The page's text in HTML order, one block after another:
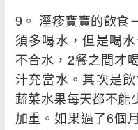
9。 溼疹寶寶的飲食
須多喝水，但是喝
不合水，2餐之間才
汁充當水。其次是
蔬菜水果每天都不能
加重。如果過了6個